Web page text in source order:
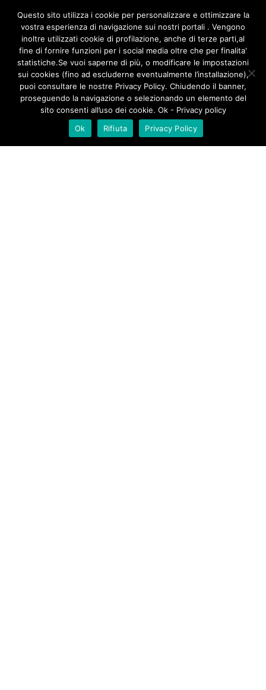
Questo sito utilizza i cookie per personalizzare e ottimizzare la
vostra esperienza di navigazione sui nostri portali . Vengono
inoltre utilizzati cookie di profilazione, anche di terze parti,al
fine di fornire funzioni per i social media oltre che per finalita'
statistiche.Se vuoi saperne di più, o modificare le impostazioni
sui cookies (fino ad escluderne eventualmente l’installazione),
puoi consultare le nostre Privacy Policy. Chiudendo il banner,
proseguendo la navigazione o selezionando un elemento del
sito consenti all’uso dei cookie. Ok - Privacy policy
Ok
Rifiuta Privacy Policy